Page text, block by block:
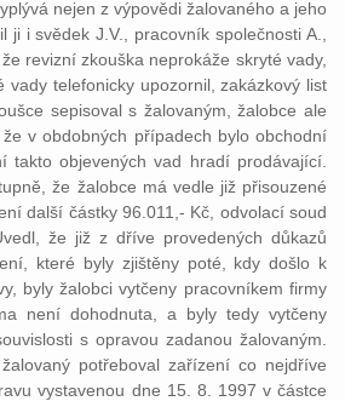
nejen z výpovědi žalovaného a jeho
ji i svědek J.V., pracovník společnosti A.,
revizní zkouška neprokáže skryté vady,
vady telefonicky upozornil, zakázkový list
sepisoval s žalovaným, žalobce ale
v obdobných případech bylo obchodní
takto objevených vad hradí prodávající.
že žalobce má vedle již přisouzené
další částky 96.011,- Kč, odvolací soud
že již z dříve provedených důkazů
které byly zjištěny poté, kdy došlo k
byly žalobci vytčeny pracovníkem firmy
není dohodnuta, a byly tedy vytčeny
s opravou zadanou žalovaným.
potřeboval zařízení co nejdříve
vystavenou dne 15. 8. 1997 v částce